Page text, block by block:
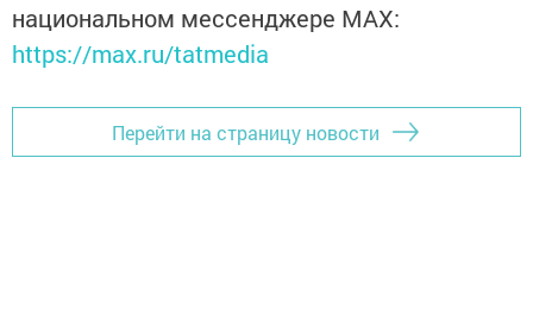
национальном мессенджере MАХ:
https://max.ru/tatmedia
Перейти на страницу новости